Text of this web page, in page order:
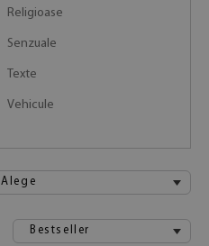
Religioase
Senzuale
Texte
Vehicule
Alege
Bestseller